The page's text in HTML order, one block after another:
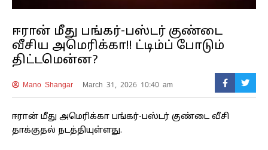
ஈரான் மீது பங்கர்-பஸ்டர் குண்டை
வீசிய அமெரிக்கா!! ட்டிம்ப் போடும்
திட்டமென்ன?
Mano Shangar March 31, 2026 10:40 am
ஈரான் மீது அமெரிக்கா பங்கர்-பஸ்டர் குண்டை வீசி
தாக்குதல் நடத்தியுள்ளது.